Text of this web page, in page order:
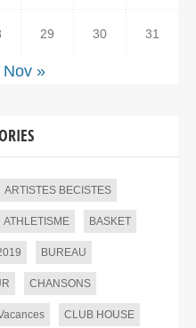
29 30 31
Nov »
ARTISTES BECISTES
ATHLETISME BASKET
BUREAU
CHANSONS
CLUB HOUSE